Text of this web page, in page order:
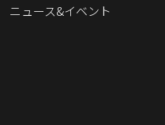
ニュース&イベント